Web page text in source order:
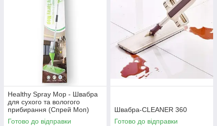
Healthy Spray Mop - Швабра
для сухого та вологого
прибирання (Спрей Моп)
Готово до відправки
Швабра-CLEANER 360
Готово до відправки